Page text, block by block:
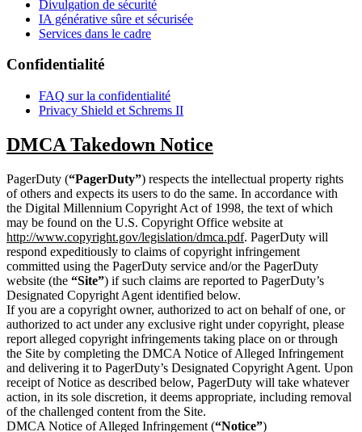
Divulgation de sécurité
IA générative sûre et sécurisée
Services dans le cadre
Confidentialité
FAQ sur la confidentialité
Privacy Shield et Schrems II
DMCA Takedown Notice
PagerDuty (“PagerDuty”) respects the intellectual property rights
of others and expects its users to do the same. In accordance with
the Digital Millennium Copyright Act of 1998, the text of which
may be found on the U.S. Copyright Office website at
http://www.copyright.gov/legislation/dmca.pdf. PagerDuty will
respond expeditiously to claims of copyright infringement
committed using the PagerDuty service and/or the PagerDuty
website (the “Site”) if such claims are reported to PagerDuty’s
Designated Copyright Agent identified below.
If you are a copyright owner, authorized to act on behalf of one, or
authorized to act under any exclusive right under copyright, please
report alleged copyright infringements taking place on or through
the Site by completing the DMCA Notice of Alleged Infringement
and delivering it to PagerDuty’s Designated Copyright Agent. Upon
receipt of Notice as described below, PagerDuty will take whatever
action, in its sole discretion, it deems appropriate, including removal
of the challenged content from the Site.
DMCA Notice of Alleged Infringement (“Notice”)